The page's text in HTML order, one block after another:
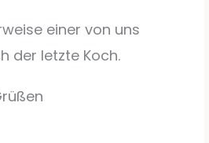
einer von uns
der letzte Koch.